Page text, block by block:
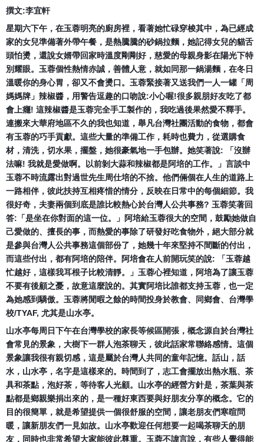
撰文:李宜軒
星期六下午，在玉蓉明亮的廚房裡，看著她忙碌穿梭其中， 為已經成
家的女兒準備著外帶午餐，是熱騰騰的砂鍋拉麵， 她記得女兒的貓舌
頭怕燙，還說女婿帶回家時溫度剛剛好， 慈愛的母親身影在陽光下特
別耀眼。玉蓉個性熱情赤誠，善體人意， 就如同那一鍋湯麵，在冬日
溫暖你的身心胃，卻又不會燙口。 玉蓉緊接著又送我們一人一罐「周
媽媽牌」辣椒醬， 用警告逗趣的口吻說:小心喔!很多親朋好友吃了都
會上癮! 這辣椒醬是玉蓉完全手工製作的，我吃過後果然愛不釋手。
連搬來大華府地區不久的我也知道，舉凡台灣社團活動的食物， 都會
有玉蓉的巧手貢獻。這些大量的準備工作，耗時也費力， 從選購食
材，清洗，切水果，擺盤，她很豪氣地一手包辦。 她笑著說: 「沒辦
法嘛! 我就是愛做啊。以前剝大蒜和辣椒都是阿培的工作。」 言談中
玉蓉不時流露出對過世先生周仕培的不捨。 他們倆個在人生的道路上
一路相伴，彼此扶持互相疼惜的情分， 反映在日常中的每個細節。我
很好奇， 夫妻兩個到底是誰比較熱心於台灣人公共事務? 玉蓉笑著回
答:「是坐在你對面的這一位。」 阿培給玉蓉很大的空間，鼓勵她做自
己愛做的、擅長的事， 而熱愛的事除了研發好吃食物外， 絕大部分就
是參與台灣人公共事務這個部份了， 她幾十年來堅持不間斷的付出，
而這些付出，都有阿培的陪伴。
阿培會在人前開玩笑的說: 「玉蓉越
忙越好，這樣我耳根子比較清靜。」玉蓉心裡知道， 阿培為了讓玉蓉
不要有後顧之憂，故意這麼說的。 其實阿培比誰都支持玉蓉，也一定
為她感到驕傲。 玉蓉將閒暇之餘的時間投身於教會、同鄉會、台灣學
校/TYAF, 尤其是山水亭。
山水亭每周日下午在台灣學校的家長等候區開張， 概念源自於台灣社
會常見的景象，大樹下一群人泡茶聊天， 彼此話家常聯絡感情。這個
景象讓我很有親切感， 這是屬於台灣人共同的童年記憶。話山，話
水，山水亭， 名字是這樣來的。時間到了，志工會擺放出熱水瓶、茶
具和茶點， 泡好茶，等待客人光顧。山水亭的經營方針是， 茶葉與茶
點都是鄉親樂捐出來的， 是一種好東西要與好朋友分享的概念。它的
目的很簡單， 就是希望提供一個很舒服的空間，讓老朋友們寒暄問
暖， 讓新朋友們一見如故。山水亭歡迎任何想要一起喝茶聊天的朋
友， 同時也非常希望大家能彼此尊重。玉蓉不諱言說， 有些人覺得能